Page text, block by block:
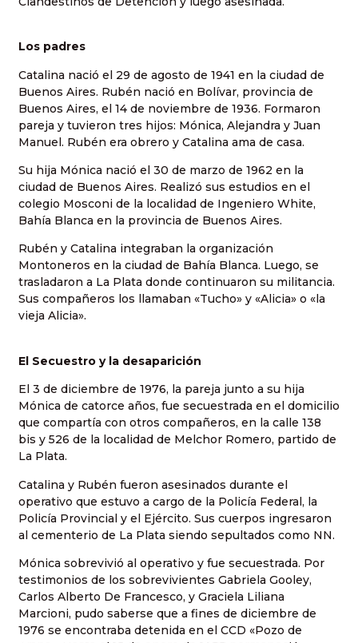
Los padres
Catalina nació el 29 de agosto de 1941 en la ciudad de
Buenos Aires. Rubén nació en Bolívar, provincia de
Buenos Aires, el 14 de noviembre de 1936. Formaron
pareja y tuvieron tres hijos: Mónica, Alejandra y Juan
Manuel. Rubén era obrero y Catalina ama de casa.
Su hija Mónica nació el 30 de marzo de 1962 en la
ciudad de Buenos Aires. Realizó sus estudios en el
colegio Mosconi de la localidad de Ingeniero White,
Bahía Blanca en la provincia de Buenos Aires.
Rubén y Catalina integraban la organización
Montoneros en la ciudad de Bahía Blanca. Luego, se
trasladaron a La Plata donde continuaron su militancia.
Sus compañeros los llamaban «Tucho» y «Alicia» o «la
vieja Alicia».
El Secuestro y la desaparición
El 3 de diciembre de 1976, la pareja junto a su hija
Mónica de catorce años, fue secuestrada en el domicilio
que compartía con otros compañeros, en la calle 138
bis y 526 de la localidad de Melchor Romero, partido de
La Plata.
Catalina y Rubén fueron asesinados durante el
operativo que estuvo a cargo de la Policía Federal, la
Policía Provincial y el Ejército. Sus cuerpos ingresaron
al cementerio de La Plata siendo sepultados como NN.
Mónica sobrevivió al operativo y fue secuestrada. Por
testimonios de los sobrevivientes Gabriela Gooley,
Carlos Alberto De Francesco, y Graciela Liliana
Marcioni, pudo saberse que a fines de diciembre de
1976 se encontraba detenida en el CCD «Pozo de